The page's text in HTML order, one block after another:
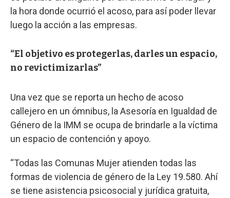
la hora donde ocurrió el acoso, para así poder llevar
luego la acción a las empresas.
“El objetivo es protegerlas, darles un espacio,
no revictimizarlas”
Una vez que se reporta un hecho de acoso
callejero en un ómnibus, la Asesoría en Igualdad de
Género de la IMM se ocupa de brindarle a la víctima
un espacio de contención y apoyo.
“Todas las Comunas Mujer atienden todas las
formas de violencia de género de la Ley 19.580. Ahí
se tiene asistencia psicosocial y jurídica gratuita,